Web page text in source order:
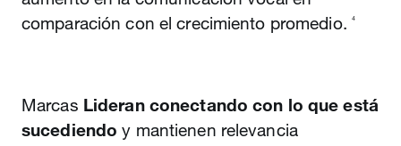
comparación con el crecimiento promedio.
4
Marcas Lideran conectando con lo que está
sucediendo y mantienen relevancia